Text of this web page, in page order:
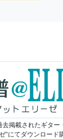
掲載されたギター
”にてダウンロード